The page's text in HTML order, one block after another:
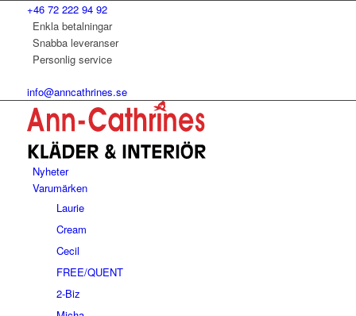
+46 72 222 94 92
Enkla betalningar
Snabba leveranser
Personlig service
info@anncathrines.se
Nyheter
Varumärken
Laurie
Cream
Cecil
FREE/QUENT
2-Biz